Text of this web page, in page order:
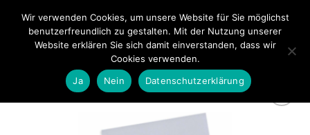
Inhalt
springen
0
Wir verwenden Cookies, um unsere Website für Sie möglichst
benutzerfreundlich zu gestalten. Mit der Nutzung unserer
Website erklären Sie sich damit einverstanden, dass wir
Cookies verwenden.
Ja
Nein Datenschutzerklärung